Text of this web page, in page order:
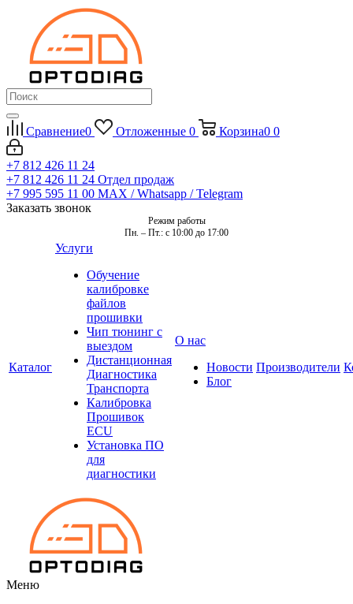
Сравнение0 Отложенные 0 Корзина0 0
+7 812 426 11 24
+7 812 426 11 24 Отдел продаж
+7 995 595 11 00 MAX / Whatsapp / Telegram
Заказать звонок
Режим работы
Пн. – Пт.: с 10:00 до 17:00
Каталог
Услуги
Обучение
калибровке
файлов
прошивки
Чип тюнинг с
выездом
Дистанционная
Диагностика
Транспорта
Калибровка
Прошивок
ECU
Установка ПО
для
диагностики
О нас
Новости
Блог
Производители
Меню